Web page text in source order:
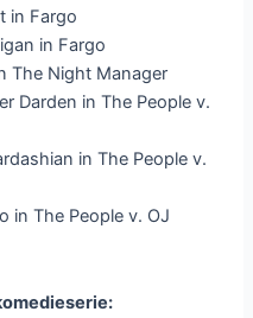
in Fargo
in Fargo
The Night Manager
Darden in The People v.
in The People v.
in The People v. OJ